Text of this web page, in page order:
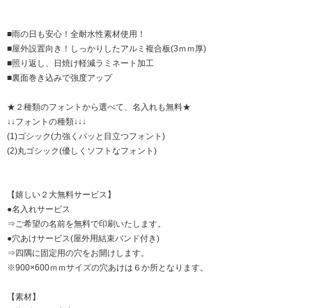
■雨の日も安心！全耐水性素材使用！
■屋外設置向き！しっかりしたアルミ複合板(3ｍｍ厚)
■照り返し、日焼け軽減ラミネート加工
■裏面巻き込みで強度アップ
★２種類のフォントから選べて、名入れも無料★
↓↓フォントの種類↓↓↓
(1)ゴシック(力強くパッと目立つフォント)
(2)丸ゴシック(優しくソフトなフォント)
【嬉しい２大無料サービス】
●名入れサービス
⇒ご希望の名前を無料で印刷いたします。
●穴あけサービス(屋外用結束バンド付き)
⇒四隅に固定用の穴をお開けします。
※900×600ｍｍサイズの穴あけは６か所となります。
【素材】